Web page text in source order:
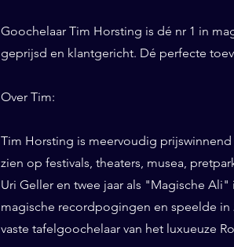
Goochelaar Tim Horsting is dé nr 1 in
geprijsd en klantgericht. Dé perfecte
Over Tim:
Tim Horsting is meervoudig
zien op festivals, theaters, musea,
Uri Geller en twee jaar als "Magische
magische recordpogingen en speelde in
vaste tafelgoochelaar van het luxueuze